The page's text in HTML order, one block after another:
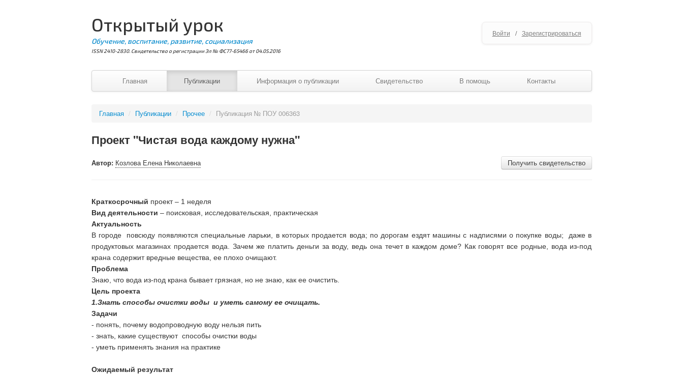
Открытый урок
Обучение, воспитание, развитие, социализация
ISSN 2410-2830. Свидетельство о регистрации Эл № ФС77-65466 от 04.05.2016
Войти / Зарегистрироваться
Главная Публикации Информация о публикации Свидетельство В помощь Контакты
Главная / Публикации / Прочее / Публикация № ПОУ 006363
Проект "Чистая вода каждому нужна"
Получить свидетельство
Автор: Козлова Елена Николаевна
Краткосрочный проект – 1 неделя
Вид деятельности – поисковая, исследовательская, практическая
Актуальность
В городе повсюду появляются специальные ларьки, в которых продается вода; по дорогам ездят машины с надписями о покупке воды; даже в
продуктовых магазинах продается вода. Зачем же платить деньги за воду, ведь она течет в каждом доме? Как говорят все родные, вода из-под
крана содержит вредные вещества, ее плохо очищают.
Проблема
Знаю, что вода из-под крана бывает грязная, но не знаю, как ее очистить.
Цель проекта
1.Знать способы очистки воды и уметь самому ее очищать.
Задачи
- понять, почему водопроводную воду нельзя пить
- знать, какие существуют способы очистки воды
- уметь применять знания на практике
Ожидаемый результат